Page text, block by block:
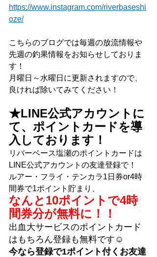
https://www.instagram.com/riverbaseshi
oze/
こちらのブログでは毎週の放流情報や
先週の釣果情報をお知らせしておりま
す！
月曜日～水曜日に更新されますので、
良ければ除いてみてください！
★LINE公式アカウントに
て、ポイントカードを導
入しております！
リバーベース塩瀬のポイントカードは
LINE公式アカウントの友達登録で！
ルアー・フライ・テンカラ1日券or4時
間券で1ポイント貯まり、
なんと10ポイントで4時
間券分が無料に！！
出血大サービスのポイントカード
はもちろん登録も無料です☺
今なら登録で1ポイント付くお友達